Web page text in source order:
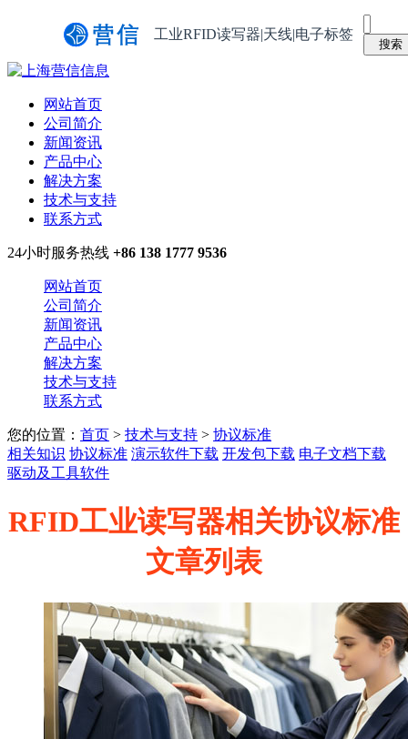
工业RFID读写器|天线|电子标签
网站首页
公司简介
新闻资讯
产品中心
解决方案
技术与支持
联系方式
24小时服务热线 +86 138 1777 9536
网站首页
公司简介
新闻资讯
产品中心
解决方案
技术与支持
联系方式
您的位置： 首页 > 技术与支持 > 协议标准
相关知识 协议标准 演示软件下载 开发包下载 电子文档下载
驱动及工具软件
RFID工业读写器相关协议标准
文章列表